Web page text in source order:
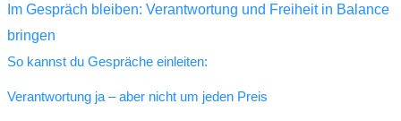
Im Gespräch bleiben: Verantwortung und Freiheit in Balance
bringen
So kannst du Gespräche einleiten:
Verantwortung ja – aber nicht um jeden Preis